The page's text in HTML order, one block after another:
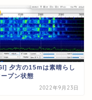
夕方の15mは素晴らし
プン状態
2022年9月23日